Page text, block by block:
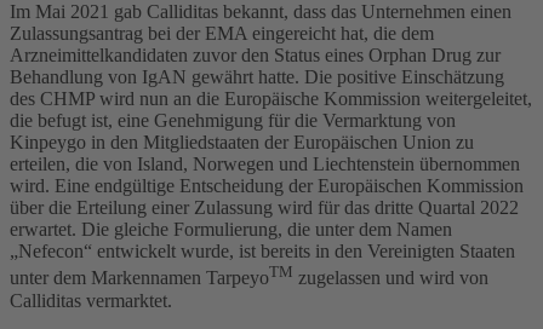
Im Mai 2021 gab Calliditas bekannt, dass das Unternehmen einen
Zulassungsantrag bei der EMA eingereicht hat, die dem
Arzneimittelkandidaten zuvor den Status eines Orphan Drug zur
Behandlung von IgAN gewährt hatte. Die positive Einschätzung
des CHMP wird nun an die Europäische Kommission weitergeleitet,
die befugt ist, eine Genehmigung für die Vermarktung von
Kinpeygo in den Mitgliedstaaten der Europäischen Union zu
erteilen, die von Island, Norwegen und Liechtenstein übernommen
wird. Eine endgültige Entscheidung der Europäischen Kommission
über die Erteilung einer Zulassung wird für das dritte Quartal 2022
erwartet. Die gleiche Formulierung, die unter dem Namen
„Nefecon“ entwickelt wurde, ist bereits in den Vereinigten Staaten
unter dem Markennamen TarpeyoTM zugelassen und wird von
Calliditas vermarktet.